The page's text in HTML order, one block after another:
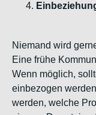
Niemand wird
Eine frühe
Wenn möglich,
einbezogen
werden, welche